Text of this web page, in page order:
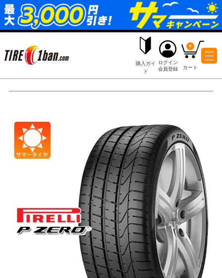
購入ガイ
ド
ログイン